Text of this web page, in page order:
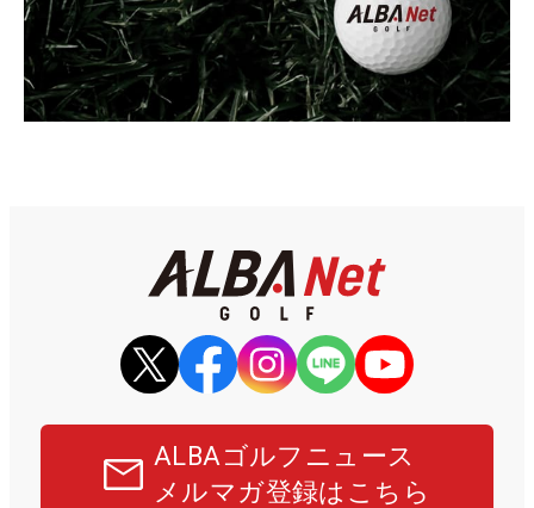
ALBAゴルフニュース
メルマガ登録はこちら